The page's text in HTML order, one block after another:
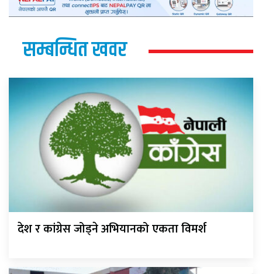
सम्बन्धित खवर
देश र कांग्रेस जोड्ने अभियानको एकता विमर्श